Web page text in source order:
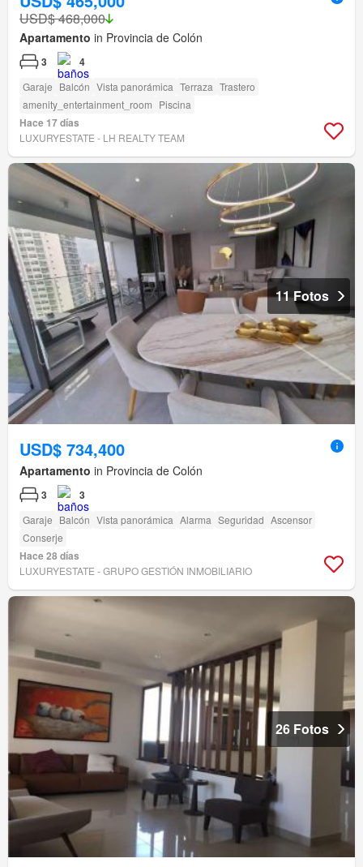
USD$ 468,000
Apartamento in Provincia de Colón
3 4
Garaje Balcón Vista panorámica Terraza Trastero
amenity_entertainment_room Piscina
Hace 17 días
LUXURYESTATE - LH REALTY TEAM
11 Fotos
USD$ 734,400
Apartamento in Provincia de Colón
3 3
Garaje Balcón Vista panorámica Alarma Seguridad Ascensor
Conserje
Hace 28 días
LUXURYESTATE - GRUPO GESTIÓN INMOBILIARIO
26 Fotos